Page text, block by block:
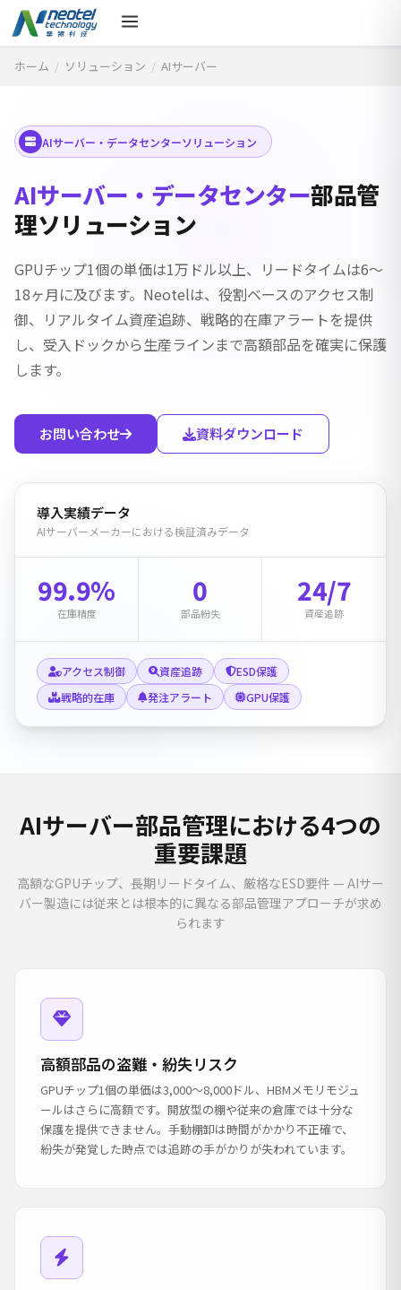
ホーム / ソリューション / AIサーバー
AIサーバー・データセンターソリューション
AIサーバー・データセンター部品管
理ソリューション
GPUチップ1個の単価は1万ドル以上、リードタイムは6〜
18ヶ月に及びます。Neotelは、役割ベースのアクセス制
御、リアルタイム資産追跡、戦略的在庫アラートを提供
し、受入ドックから生産ラインまで高額部品を確実に保護
します。
お問い合わせ 資料ダウンロード
導入実績データ
AIサーバーメーカーにおける検証済みデータ
99.9%
在庫精度
0
部品紛失
24/7
資産追跡
アクセス制御 資産追跡
ESD保護
戦略的在庫
発注アラート GPU保護
AIサーバー部品管理における4つの
重要課題
高額なGPUチップ、長期リードタイム、厳格なESD要件 — AIサー
バー製造には従来とは根本的に異なる部品管理アプローチが求め
られます
高額部品の盗難・紛失リスク
GPUチップ1個の単価は3,000〜8,000ドル、HBMメモリモジュ
ールはさらに高額です。開放型の棚や従来の倉庫では十分な
保護を提供できません。手動棚卸は時間がかかり不正確で、
紛失が発覚した時点では追跡の手がかりが失われています。